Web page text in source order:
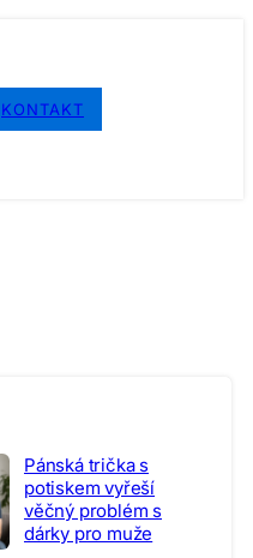
KONTAKT
Pánská trička s
potiskem vyřeší
věčný problém s
dárky pro muže